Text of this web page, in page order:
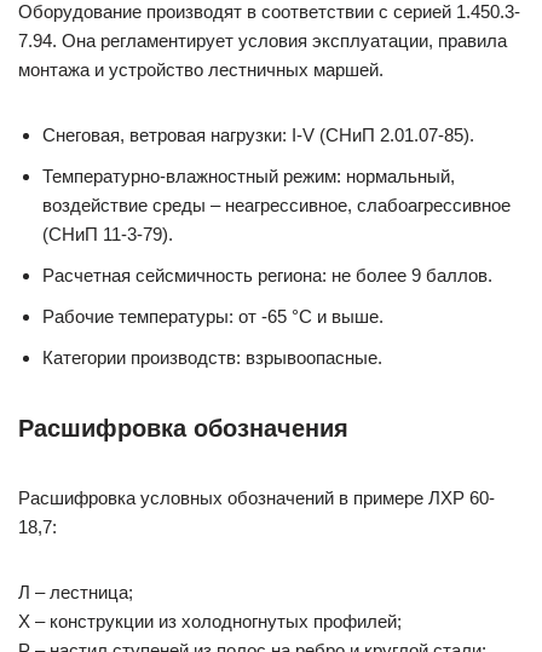
Оборудование производят в соответствии с серией 1.450.3-
7.94. Она регламентирует условия эксплуатации, правила
монтажа и устройство лестничных маршей.
Снеговая, ветровая нагрузки: I-V (СНиП 2.01.07-85).
Температурно-влажностный режим: нормальный,
воздействие среды – неагрессивное, слабоагрессивное
(СНиП 11-3-79).
Расчетная сейсмичность региона: не более 9 баллов.
Рабочие температуры: от -65 °С и выше.
Категории производств: взрывоопасные.
Расшифровка обозначения
Расшифровка условных обозначений в примере ЛХР 60-
18,7:
Л – лестница;
Х – конструкции из холодногнутых профилей;